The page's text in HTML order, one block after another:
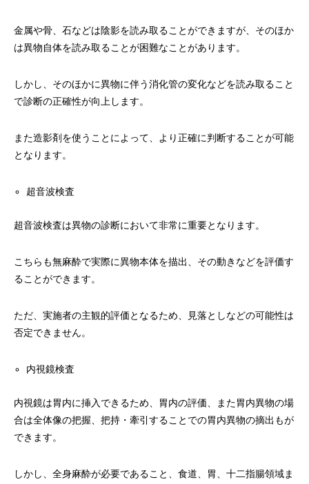
金属や骨、石などは陰影を読み取ることができますが、そのほか
は異物自体を読み取ることが困難なことがあります。
しかし、そのほかに異物に伴う消化管の変化などを読み取ること
で診断の正確性が向上します。
また造影剤を使うことによって、より正確に判断することが可能
となります。
超音波検査
超音波検査は異物の診断において非常に重要となります。
こちらも無麻酔で実際に異物本体を描出、その動きなどを評価す
ることができます。
ただ、実施者の主観的評価となるため、見落としなどの可能性は
否定できません。
内視鏡検査
内視鏡は胃内に挿入できるため、胃内の評価、また胃内異物の場
合は全体像の把握、把持・牽引することでの胃内異物の摘出もが
できます。
しかし、全身麻酔が必要であること、食道、胃、十二指腸領域ま